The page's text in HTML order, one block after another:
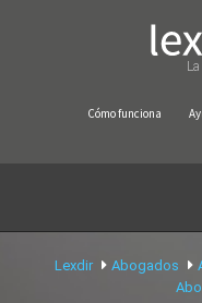
Cómo funciona
Lexdir Abogados